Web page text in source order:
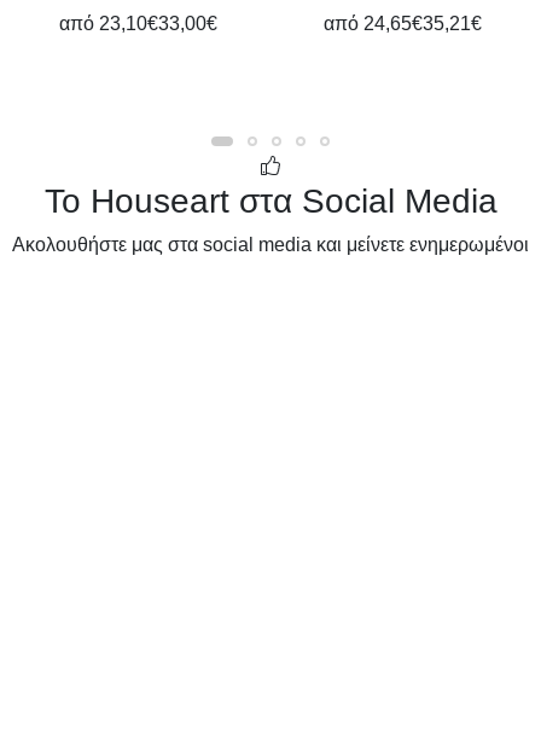
από 23,10€33,00€ από 24,65€35,21€
Το Houseart στα Social Media
Ακολουθήστε μας στα social media και μείνετε ενημερωμένοι